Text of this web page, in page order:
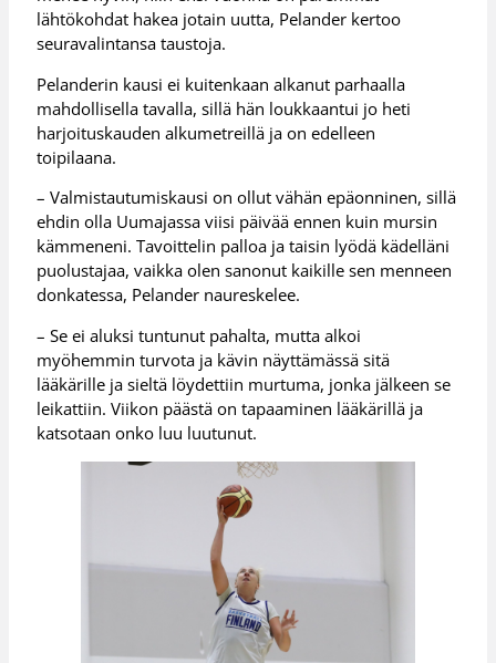
lähtökohdat hakea jotain uutta, Pelander kertoo
seuravalintansa taustoja.
Pelanderin kausi ei kuitenkaan alkanut parhaalla
mahdollisella tavalla, sillä hän loukkaantui jo heti
harjoituskauden alkumetreillä ja on edelleen
toipilaana.
– Valmistautumiskausi on ollut vähän epäonninen, sillä
ehdin olla Uumajassa viisi päivää ennen kuin mursin
kämmeneni. Tavoittelin palloa ja taisin lyödä kädelläni
puolustajaa, vaikka olen sanonut kaikille sen menneen
donkatessa, Pelander naureskelee.
– Se ei aluksi tuntunut pahalta, mutta alkoi
myöhemmin turvota ja kävin näyttämässä sitä
lääkärille ja sieltä löydettiin murtuma, jonka jälkeen se
leikattiin. Viikon päästä on tapaaminen lääkärillä ja
katsotaan onko luu luutunut.